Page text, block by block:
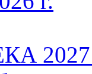
2027: